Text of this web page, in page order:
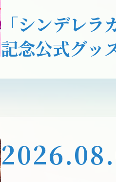
「シンデレラ
記念公式グッ
190人全員の